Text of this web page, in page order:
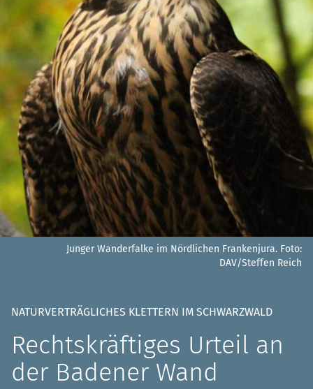
Junger Wanderfalke im Nördlichen Frankenjura. Foto:
DAV/Steffen Reich
NATURVERTRÄGLICHES KLETTERN IM SCHWARZWALD
Rechtskräftiges Urteil an
der Badener Wand